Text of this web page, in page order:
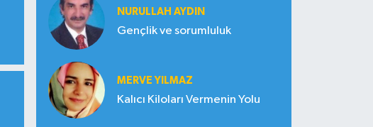
NURULLAH AYDIN
Gençlik ve sorumluluk
MERVE YILMAZ
Kalıcı Kiloları Vermenin Yolu